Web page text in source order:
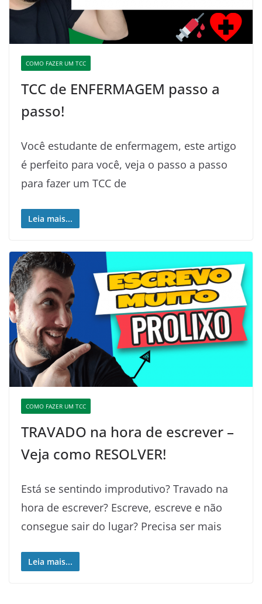
COMO FAZER UM TCC
TCC de ENFERMAGEM passo a
passo!
Você estudante de enfermagem, este artigo
é perfeito para você, veja o passo a passo
para fazer um TCC de
Leia mais...
COMO FAZER UM TCC
TRAVADO na hora de escrever –
Veja como RESOLVER!
Está se sentindo improdutivo? Travado na
hora de escrever? Escreve, escreve e não
consegue sair do lugar? Precisa ser mais
Leia mais...